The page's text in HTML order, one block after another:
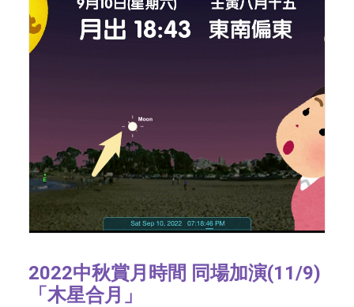
2022中秋賞月時間 同場加演(11/9)
「木星合月」